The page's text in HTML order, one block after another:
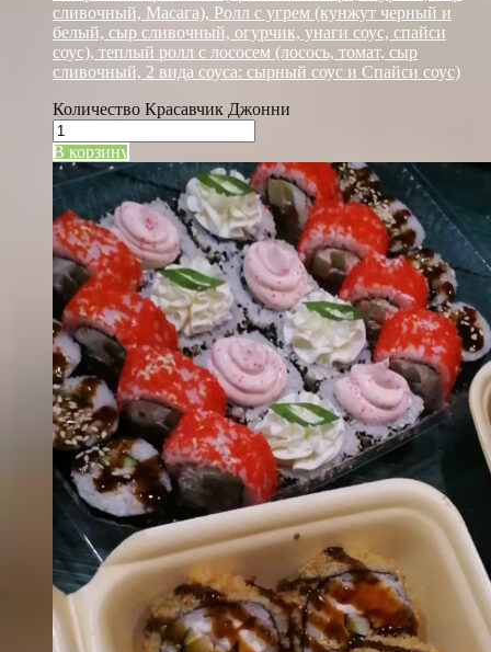
сливочный, Масага), Ролл с угрем (кунжут черный и
белый, сыр сливочный, огурчик, унаги соус, спайси
соус), теплый ролл с лососем (лосось, томат, сыр
сливочный, 2 вида соуса: сырный соус и Спайси соус)
Количество Красавчик Джонни
В корзину